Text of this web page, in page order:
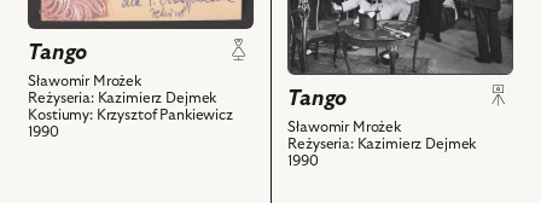
Tango
Sławomir Mrożek
Reżyseria: Kazimierz Dejmek
Kostiumy: Krzysztof Pankiewicz
1990
Na
zdjęciu:
Sławomir
Matczak
-
Edek,
Tango
Sławomir Mrożek
Reżyseria: Kazimierz Dejmek
1990